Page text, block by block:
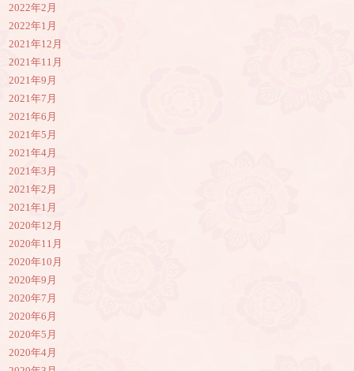
2022年2月
2022年1月
2021年12月
2021年11月
2021年9月
2021年7月
2021年6月
2021年5月
2021年4月
2021年3月
2021年2月
2021年1月
2020年12月
2020年11月
2020年10月
2020年9月
2020年7月
2020年6月
2020年5月
2020年4月